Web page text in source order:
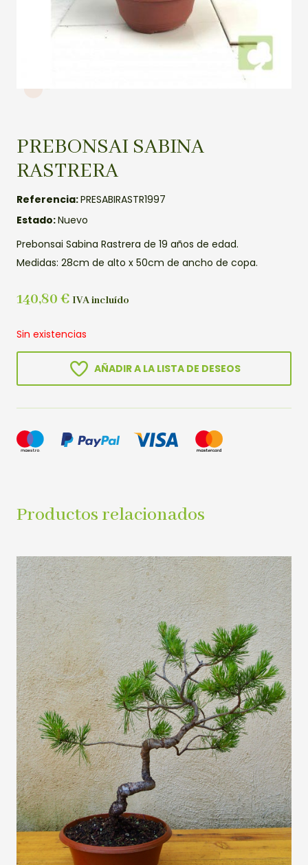
PREBONSAI SABINA
RASTRERA
Referencia:PRESABIRASTR1997
Estado:Nuevo
Prebonsai Sabina Rastrera de 19 años de edad.
Medidas: 28cm de alto x 50cm de ancho de copa.
140,80 € IVA incluído
Sin existencias
AÑADIR A LA LISTA DE DESEOS
Productos relacionados